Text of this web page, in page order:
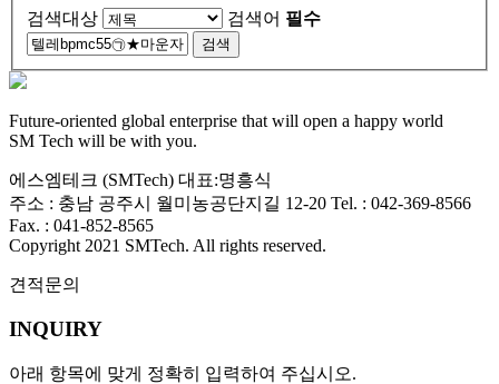
검색대상
검색어 필수
Future-oriented global enterprise that will open a happy world
SM Tech will be with you.
에스엠테크 (SMTech) 대표:명흥식
주소 : 충남 공주시 월미농공단지길 12-20 Tel. : 042-369-8566
Fax. : 041-852-8565
Copyright 2021 SMTech. All rights reserved.
견적문의
INQUIRY
아래 항목에 맞게 정확히 입력하여 주십시오.